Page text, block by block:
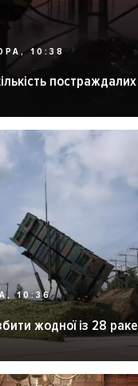
10:38
10:36
жодної із 28